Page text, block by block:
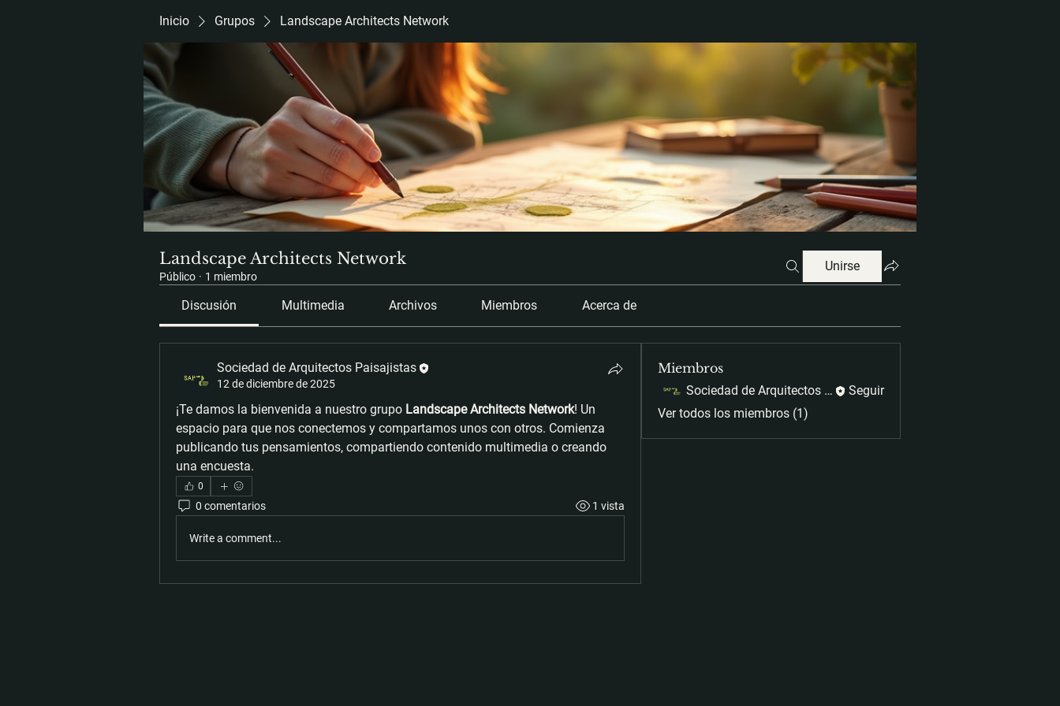
Inicio Grupos Landscape Architects Network
Landscape Architects Network
Público · 1 miembro
Unirse
Discusión Multimedia Archivos Miembros Acerca de
Sociedad de Arquitectos Paisajistas
12 de diciembre de 2025
¡Te damos la bienvenida a nuestro grupo Landscape Architects Network! Un
espacio para que nos conectemos y compartamos unos con otros. Comienza
publicando tus pensamientos, compartiendo contenido multimedia o creando
una encuesta.
0
0 comentarios 1 vista
Write a comment...
Miembros
Sociedad de Arquitectos Paisajistas
Seguir
Ver todos los miembros (1)